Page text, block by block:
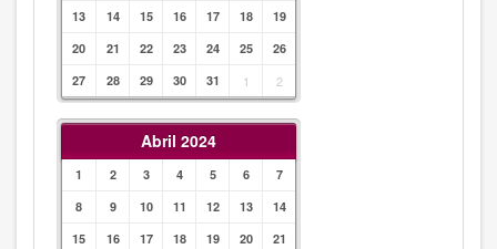
13
14 15 16 17 18
19
20
21 22 23 24 25
26
27
28 29 30 31 1 2
Abril 2024
1 2 3 4 5 6
7
8
9 10 11 12 13
14
15
16 17 18 19 20
21